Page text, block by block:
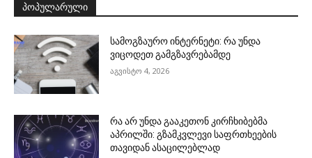
ᲞᲝᲞᲣᲚᲐᲠᲣᲚᲘ
სამოგზაურო ინტერნეტი: რა უნდა
ვიცოდეთ გამგზავრებამდე
აგვისტო 4, 2026
რა არ უნდა გააკეთონ კირჩხიბებმა
აპრილში: გზამკვლევი საფრთხეების
თავიდან ასაცილებლად